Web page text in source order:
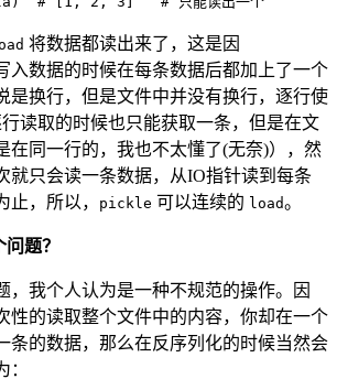
将数据都读出来了，这是因
入数据的时候在每条数据后都加上了一个
是换行，但是文件中并没有换行，逐行使
读取的时候也只能获取一条，但是在文
在同一行的，我也不太懂了(无奈)），然
就只会读一条数据，从IO指针读到每条
止，所以，
pickle 可以连续的 load。
题？
，我个人认为是一种不规范的操作。因
性的读取整个文件中的内容，你却在一个
条的数据，那么在反序列化的时候当然会